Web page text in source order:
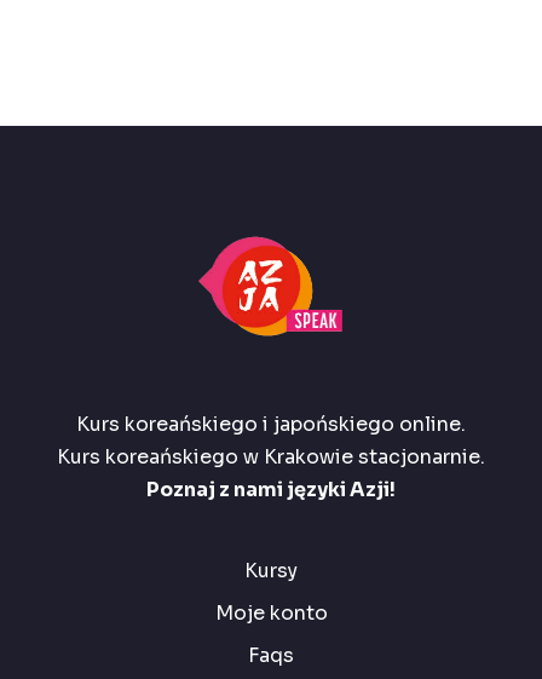
Kurs koreańskiego i japońskiego online.
Kurs koreańskiego w Krakowie stacjonarnie.
Poznaj z nami języki Azji!
Kursy
Moje konto
Faqs